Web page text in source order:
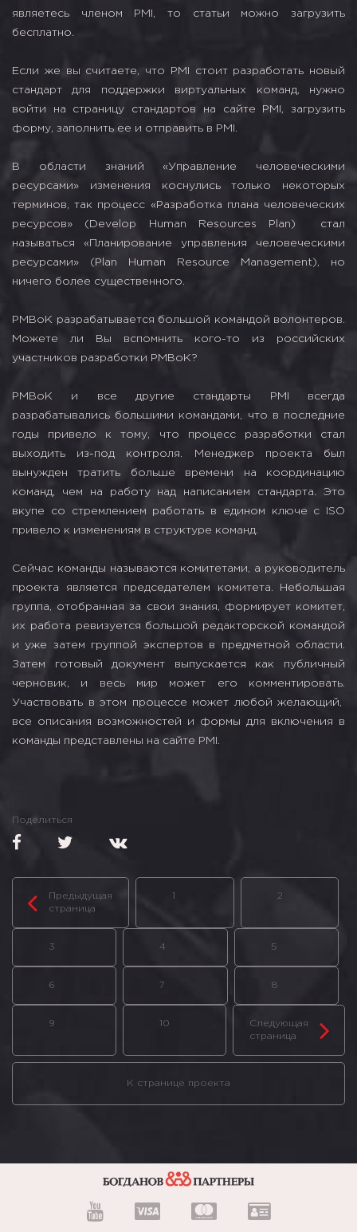
являетесь членом PMI, то статьи можно загрузить
бесплатно.
Если же вы считаете, что PMI стоит разработать новый
стандарт для поддержки виртуальных команд, нужно
войти на страницу стандартов на сайте PMI, загрузить
форму, заполнить ее и отправить в PMI.
В области знаний «Управление человеческими
ресурсами» изменения коснулись только некоторых
терминов, так процесс «Разработка плана человеческих
ресурсов» (Develop Human Resources Plan) стал
называться «Планирование управления человеческими
ресурсами» (Plan Human Resource Management), но
ничего более существенного.
PMBoK разрабатывается большой командой волонтеров.
Можете ли Вы вспомнить кого-то из российских
участников разработки PMBoK?
PMBoK и все другие стандарты PMI всегда
разрабатывались большими командами, что в последние
годы привело к тому, что процесс разработки стал
выходить из-под контроля. Менеджер проекта был
вынужден тратить больше времени на координацию
команд, чем на работу над написанием стандарта. Это
вкупе со стремлением работать в едином ключе с ISO
привело к изменениям в структуре команд.
Сейчас команды называются комитетами, а руководитель
проекта является председателем комитета. Небольшая
группа, отобранная за свои знания, формирует комитет,
их работа ревизуется большой редакторской командой
и уже затем группой экспертов в предметной области.
Затем готовый документ выпускается как публичный
черновик, и весь мир может его комментировать.
Участвовать в этом процессе может любой желающий,
все описания возможностей и формы для включения в
команды представлены на сайте PMI.
Поделиться
К странице проекта
Предыдущая
страница
1 2
3 4 5
6 7 8
9 10
Следующая
страница